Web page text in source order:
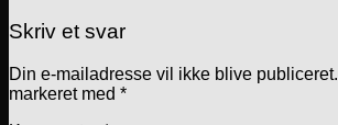
Skriv et svar
Din e-mailadresse vil ikke blive publiceret.
markeret med *